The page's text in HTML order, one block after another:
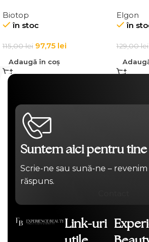
Texture Definition
Biotop
în stoc
115,00lei 97,75 lei
Adaugă în coș
Affixx
Cream
Elgon
în
129,00lei
Suntem aici pentru tine
Scrie-ne sau sună-ne –
răspuns.
Link-uri